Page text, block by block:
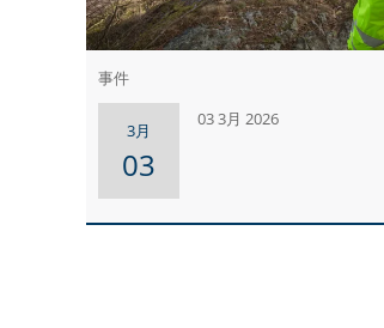
事件
3月
03
03 3月 2026